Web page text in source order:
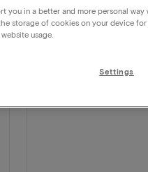
you in a better and more personal
storage of cookies on your device
usage.
Settings